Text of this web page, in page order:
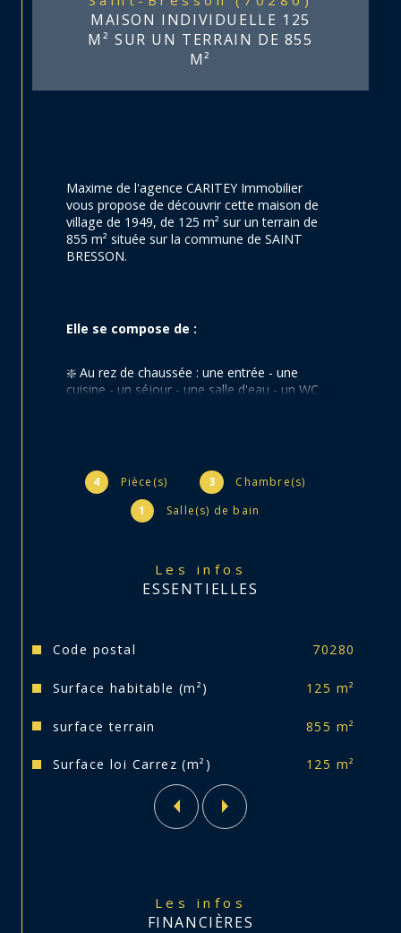
MAISON INDIVIDUELLE 125
M² SUR UN TERRAIN DE 855
M²
4 Pièce(s) 3
Chambre(s)
1
Salle(s) de bain
Les infos
ESSENTIELLES
Caractéristiques Valeurs
Code postal 70280
Surface habitable (m²) 125 m²
surface terrain 855 m²
Surface loi Carrez (m²) 125 m²
Maxime de l'agence CARITEY Immobilier
vous propose de découvrir cette maison de
village de 1949, de 125 m² sur un terrain de
855 m² située sur la commune de SAINT
BRESSON.
Elle se compose de :
❇️ Au rez de chaussée : une entrée - une
cuisine - un séjour - une salle d'eau - un WC.
❇️ Annexes : un garage - 1 dépendance de 60
Ses atouts :
- Fenêtres bois double vitrage
- Volets battants bois
Les infos
FINANCIÈRES